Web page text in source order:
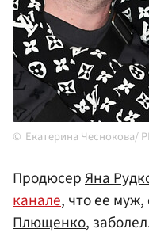
Екатерина Чеснокова/
ПродюсерЯна
канале, что ее
Плющенко,